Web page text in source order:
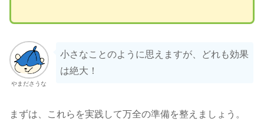
やまださうな
小さなことのように思えますが、どれも効果
は絶大！
まずは、これらを実践して万全の準備を整えましょう。